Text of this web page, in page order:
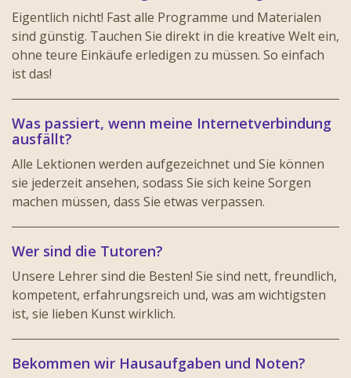
Eigentlich nicht! Fast alle Programme und Materialen
sind günstig. Tauchen Sie direkt in die kreative Welt ein,
ohne teure Einkäufe erledigen zu müssen. So einfach
ist das!
Was passiert, wenn meine Internetverbindung
ausfällt?
Alle Lektionen werden aufgezeichnet und Sie können
sie jederzeit ansehen, sodass Sie sich keine Sorgen
machen müssen, dass Sie etwas verpassen.
Wer sind die Tutoren?
Unsere Lehrer sind die Besten! Sie sind nett, freundlich,
kompetent, erfahrungsreich und, was am wichtigsten
ist, sie lieben Kunst wirklich.
Bekommen wir Hausaufgaben und Noten?